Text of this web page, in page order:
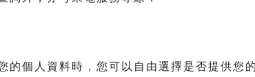
個人資料時，您可以自由選擇是否提供您